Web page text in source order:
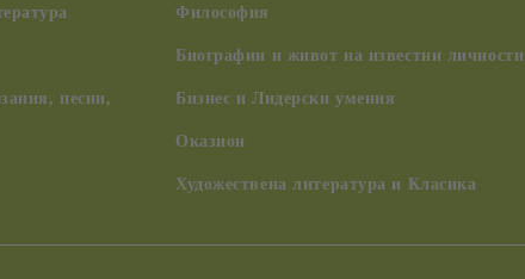
песни,
Философия
Биографии и живот на известни личности
Бизнес и Лидерски умения
Оказион
Художествена литература и Класика